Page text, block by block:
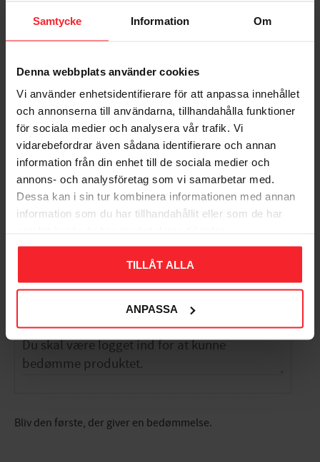
Samtycke Information Om
Denna webbplats använder cookies
Vi använder enhetsidentifierare för att anpassa innehållet
och annonserna till användarna, tillhandahålla funktioner
för sociala medier och analysera vår trafik. Vi
vidarebefordrar även sådana identifierare och annan
information från din enhet till de sociala medier och
annons- och analysföretag som vi samarbetar med.
Dessa kan i sin tur kombinera informationen med annan
information som du har tillhandahållit eller som de har
TILLÅT ALLA
ANPASSA
Bliv den første, der giver en bedømmelse.
Indstøbt Beslag, M10,
Norlys 405
7042894054007
178DKK
Gem som favorit